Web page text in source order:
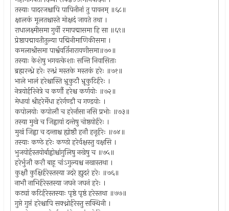
तस्याः पादरजश्चापि पापिनीनां तु पावनम् ॥६८॥
क्षालकं मूलतश्चास्ते मोक्षदं जायते तथा ।
राधालक्ष्मीसमा गुर्वी रमापद्मासमा हि सा ॥६९॥
प्रेष्ठापद्मावतीतुल्या पद्मिनीमाणिकीसमा ।
कमलाश्रीसमा पार्श्ववर्तिनारायणीसमा॥७०॥
तस्याः केशेषु भगवत्केशाः सन्ति निवासिताः
ब्रह्मरन्ध्रे हरेः रन्ध्रं मस्तके मस्तकं हरेः ॥७१॥
भाले भालं हरेश्चास्ति भ्रुकुटौ भ्रूकुटिर्हरेः ।
नेत्रयोर्हरिनेत्रे च कर्णौ हरेश्च कर्णयोः ॥७२॥
मेधायां श्रीहरेर्मेधा हरेर्गण्डौ च गण्डयोः ।
कपोलयोः कपोलौ च हरेर्नासा नसि प्रभोः ॥७३॥
तस्या मुखे च जिह्वायां दन्तेषु चोष्ठयोर्हरेः ।
मुखं जिह्वा च दन्ताश्च ह्योष्ठौ हनौ हनूर्हरेः ॥७४॥
तस्याः कण्ठे हरेः कण्ठो हरेर्वक्षस्तु वक्षसि ।
भुजयोर्हस्तयोर्बाह्वोश्चांगुलिषु नखेषु च ॥७५॥
हरेर्भुजौ करौ बाहू चांऽगुल्यश्च नखास्तथा ।
कुक्षौ कुक्षिर्हरेस्तस्या उदरे ह्युदरं हरेः ॥७६॥
नाभौ नाभिर्हरेस्तस्या जघने जघनं हरेः ।
कट्यां कटिर्हरेस्तस्याः पृष्ठे पृष्ठं हरेस्तथा ॥७७॥
गुप्ते गुप्तं हरेश्चापि सक्थ्नोर्हरेस्तु सक्थिनी ।